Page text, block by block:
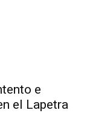
e
el Lapetra